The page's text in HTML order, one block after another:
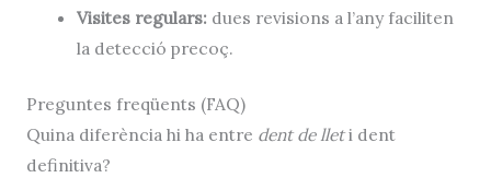
Visites regulars: dues revisions a l’any faciliten
la detecció precoç.
Preguntes freqüents (FAQ)
Quina diferència hi ha entre dent de lleti dent
definitiva?